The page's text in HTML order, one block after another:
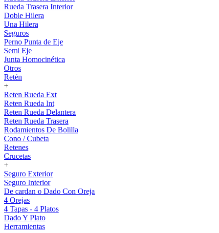
Rueda Trasera Interior
Doble Hilera
Una Hilera
Seguros
Perno Punta de Eje
Semi Eje
Junta Homocinética
Otros
Retén
+
Reten Rueda Ext
Reten Rueda Int
Reten Rueda Delantera
Reten Rueda Trasera
Rodamientos De Bolilla
Cono / Cubeta
Retenes
Crucetas
+
Seguro Exterior
Seguro Interior
De cardan o Dado Con Oreja
4 Orejas
4 Tapas - 4 Platos
Dado Y Plato
Herramientas